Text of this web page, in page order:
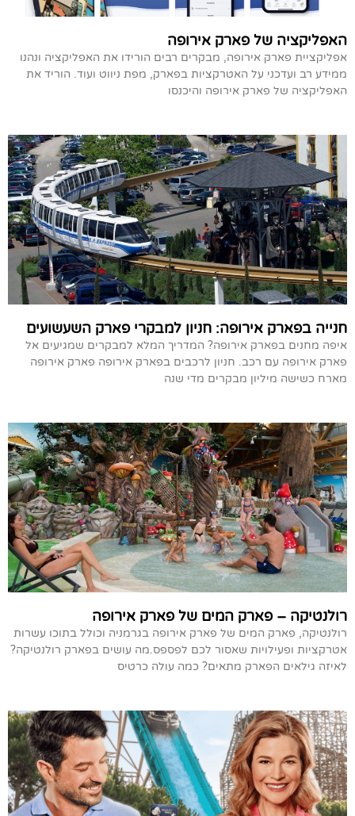
האפליקציה של פארק אירופה
אפליקציית פארק אירופה, מבקרים רבים הורידו את האפליקציה ונהנו
ממידע רב ועדכני על האטרקציות בפארק, מפת ניווט ועוד. הוריד את
האפליקציה של פארק אירופה והיכנסו
חנייה בפארק אירופה: חניון למבקרי פארק השעשועים
איפה מחנים בפארק אירופה? המדריך המלא למבקרים שמגיעים אל
פארק אירופה עם רכב. חניון לרכבים בפארק אירופה פארק אירופה
מארח כשישה מיליון מבקרים מדי שנה
רולנטיקה – פארק המים של פארק אירופה
רולנטיקה, פארק המים של פארק אירופה בגרמניה וכולל בתוכו עשרות
אטרקציות ופעילויות שאסור לכם לפספס.מה עושים בפארק רולנטיקה?
לאיזה גילאים הפארק מתאים? כמה עולה כרטיס